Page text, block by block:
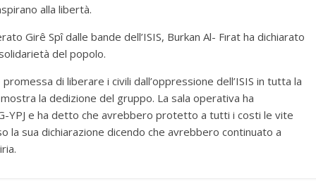
alla libertà.
Girê Spî dalle bande dell’ISIS, Burkan Al- Fırat ha dichiarato
del popolo.
di liberare i civili dall’oppressione dell’ISIS in tutta la
la dedizione del gruppo. La sala operativa ha
YPJ e ha detto che avrebbero protetto a tutti i costi le vite
la sua dichiarazione dicendo che avrebbero continuato a